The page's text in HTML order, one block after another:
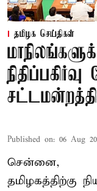
தமிழக செய்திகள்
Published on: 06 Aug
சென்னை,
தமிழகத்திற்கு